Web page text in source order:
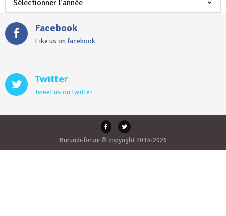
Facebook
Like us on facebook
Twitter
Tweet us on twitter
Burundi-forum © copyright 2013-2026